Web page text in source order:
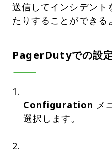
送信してインシデント
たりすることができる
PagerDutyでの設定
Configuration メ
選択します。